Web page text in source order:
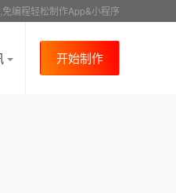
编程轻松制作App&小程序
开始制作